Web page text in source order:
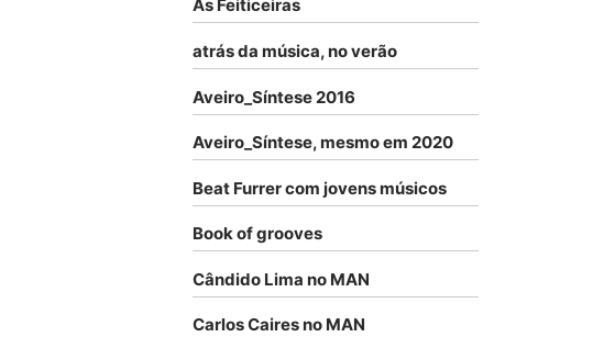
As Feiticeiras
atrás da música, no verão
Aveiro_Síntese 2016
Aveiro_Síntese, mesmo em 2020
Beat Furrer com jovens músicos
Book of grooves
Cândido Lima no MAN
Carlos Caires no MAN